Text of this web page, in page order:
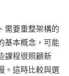
需要重整架構的
基本概念，可能
課程很照顧新
。這時比較與選